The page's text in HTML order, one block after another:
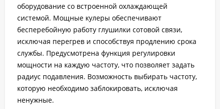
оборудование со встроенной охлаждающей
системой. Мощные кулеры обеспечивают
бесперебойную работу глушилки сотовой связи,
исключая перегрев и способствуя продлению срока
службы. Предусмотрена функция регулировки
мощности на каждую частоту, что позволяет задать
радиус подавления. Возможность выбирать частоту,
которую необходимо заблокировать, исключая
ненужные.